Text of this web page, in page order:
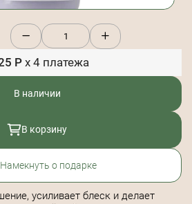
Р x 4 платежа
В наличии
В корзину
Намекнуть о подарке
усиливает блеск и делает